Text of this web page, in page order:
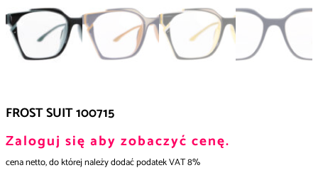
FROST SUIT 100715
Zaloguj się aby zobaczyć cenę.
cena netto, do której należy dodać podatek VAT 8%